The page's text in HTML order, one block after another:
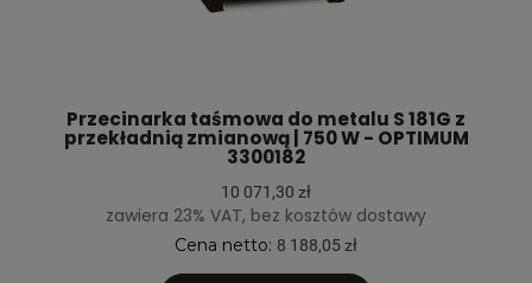
Przecinarka taśmowa do metalu S 181G z
przekładnią zmianową | 750 W - OPTIMUM
3300182
10 071,30 zł
zawiera 23% VAT, bez kosztów dostawy
Cena netto: 8 188,05 zł